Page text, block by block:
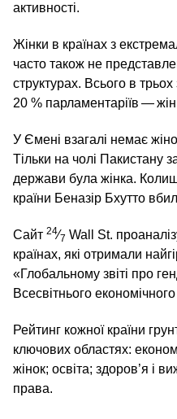
активності.
Жінки в країнах з
часто також не
структурах. Всього в
20 % парламентаріїв —
У Ємені взагалі немає
Тільки на чолі Пакистану
держави була жінка.
країни Беназір Бхутто
Сайт 24⁄7 Wall St.
країнах, які отримали
«Глобальному звіті про
Всесвітнього
Рейтинг кожної країни
ключових областях:
жінок; освіта; здоров’я і
права.